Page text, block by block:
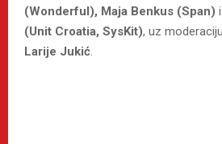
(Wonderful), Maja Benkus (Span) i
(Unit Croatia, SysKit), uz
Larije Jukić.